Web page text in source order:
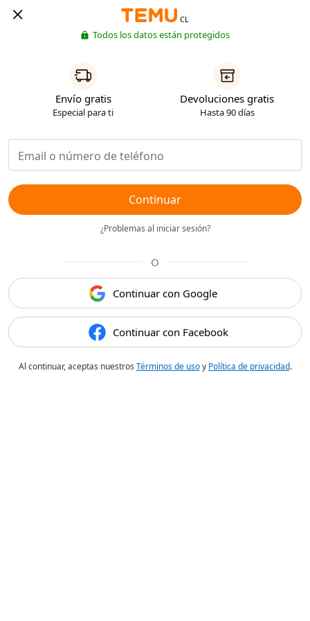
CL
Todos los datos están protegidos
Envío gratis
Especial para ti
Devoluciones gratis
Hasta 90 días
Continuar
¿Problemas al iniciar sesión?
O
Continuar con Google
Continuar con Facebook
Al continuar, aceptas nuestros Términos de usoy Política de privacidad.